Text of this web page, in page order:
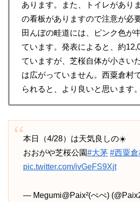
あります。また、トイレがあり
の看板がありますので注意が必
田んぼの畦道には、ピンク色が
ています。発表によると、約
ていますが、芝桜自体が小さい
は広がっていません。西粟倉村
られると、より良いと思います。
本日（4/28）は天気良しの☀️
おおがや芝桜公園#大茅 #西粟倉
pic.twitter.com/ivGeFS9Xjt
— Megumi@Paix²(ぺぺ)